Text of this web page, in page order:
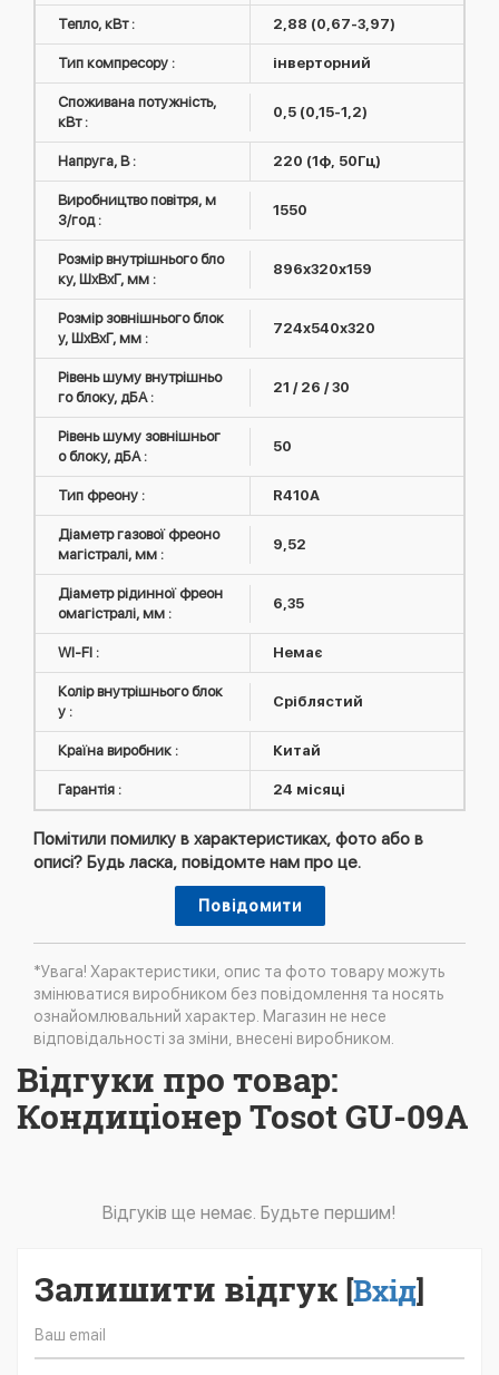
Тепло, кВт : 2,88 (0,67-3,97)
Тип компресору : інверторний
Споживана потужність,
кВт :
0,5 (0,15-1,2)
Напруга, В : 220 (1ф, 50Гц)
Виробництво повітря, м
3/год :
1550
Розмір внутрішнього бло
ку, ШxВxГ, мм :
896х320х159
Розмір зовнішнього блок
у, ШxВxГ, мм :
724х540х320
Рівень шуму внутрішньо
го блоку, дБА :
21 / 26 / 30
Рівень шуму зовнішньог
о блоку, дБА :
50
Тип фреону : R410А
Діаметр газової фреоно
магістралі, мм :
9,52
Діаметр рідинної фреон
омагістралі, мм :
6,35
WI-FI : Немає
Колір внутрішнього блок
у :
Сріблястий
Країна виробник : Китай
Гарантія : 24 місяці
Помітили помилку в характеристиках, фото або в
описі? Будь ласка, повідомте нам про це.
Повідомити
*Увага! Характеристики, опис та фото товару можуть
змінюватися виробником без повідомлення та носять
ознайомлювальний характер. Магазин не несе
відповідальності за зміни, внесені виробником.
Відгуки про товар:
Кондиціонер Tosot GU-09A
Відгуків ще немає. Будьте першим!
Залишити відгук [Вхід]